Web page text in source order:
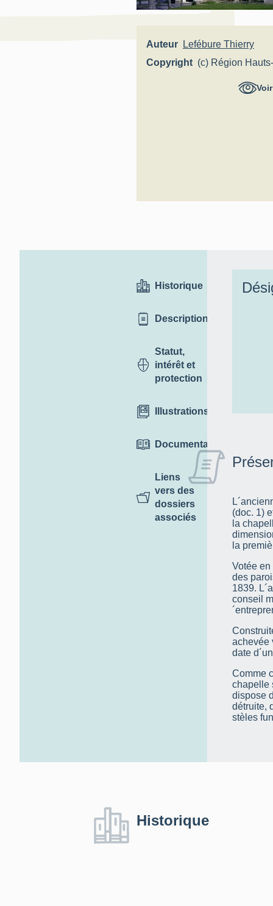
Auteur
Lefébure Thierry
Copyright (c) Région
France -
Historique
Description
Statut,
intérêt et
protection
Illustrations
Documentation
Liens
vers des
dossiers
associés
(doc. 1)
la
la
Votée en
des
1839.
conseil
achevée
date
Comme
chapelle
dispose
détruite,
stèles
Historique